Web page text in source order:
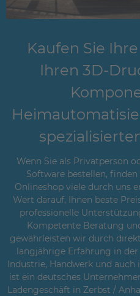
Kaufen Sie
Ihren 3D-
Wenn Sie als Privatperson
Software bestellen,
Onlineshop viele durch uns
Wert darauf, Ihnen beste
professionelle
Kompetente Beratung
gewährleisten wir durch
langjährige Erfahrung in
Industrie, Handwerk und
ist ein deutsches
Ladengeschäft in Zerbst /